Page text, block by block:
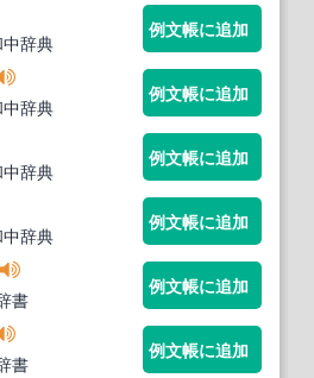
辞典
例文帳に追加
辞典
例文帳に追加
辞典
例文帳に追加
辞典
例文帳に追加
書
例文帳に追加
書
例文帳に追加